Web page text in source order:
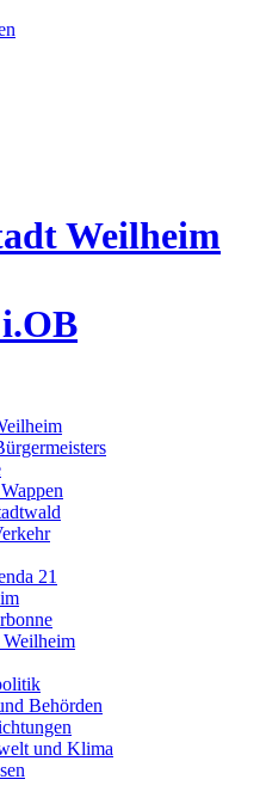
21
Behörden
und Klima